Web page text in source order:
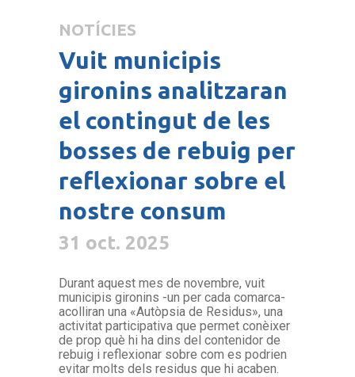
NOTÍCIES
Vuit municipis
gironins analitzaran
el contingut de les
bosses de rebuig per
reflexionar sobre el
nostre consum
31 oct. 2025
Durant aquest mes de novembre, vuit
municipis gironins -un per cada comarca-
acolliran una «Autòpsia de Residus», una
activitat participativa que permet conèixer
de prop què hi ha dins del contenidor de
rebuig i reflexionar sobre com es podrien
evitar molts dels residus que hi acaben.